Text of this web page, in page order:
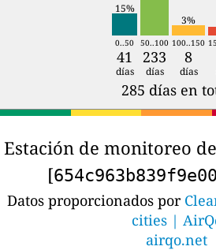
15%
3%
0..50 50..100 100..150
41 233 8
días días días
285 días en
Estación de monitoreo
[
Datos proporcionados por
cities |
airqo.net